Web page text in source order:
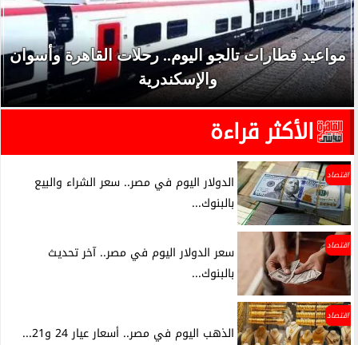
مواعيد قطارات تالجو اليوم.. رحلات القاهرة وأسوان
والإسكندرية
الأكثر قراءة
اقتصاد
الدولار اليوم في مصر.. سعر الشراء والبيع
بالبنوك...
اقتصاد
سعر الدولار اليوم في مصر.. آخر تحديث
بالبنوك...
اقتصاد
الذهب اليوم في مصر.. أسعار عيار 24 و21...